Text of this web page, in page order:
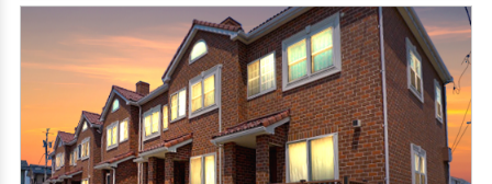
賃貸アパート ミーテ